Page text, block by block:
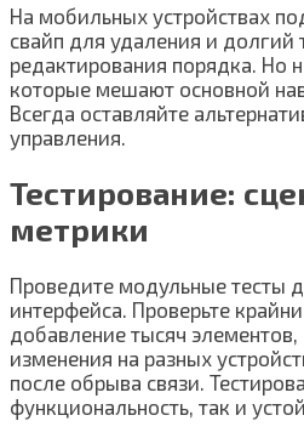
На мобильных устройствах
свайп для удаления и долгий
редактирования порядка. Но
которые мешают основной
Всегда оставляйте
управления.
Тестирование:
метрики
Проведите модульные тесты
интерфейса. Проверьте
добавление тысяч
изменения на разных
после обрыва связи.
функциональность, так и